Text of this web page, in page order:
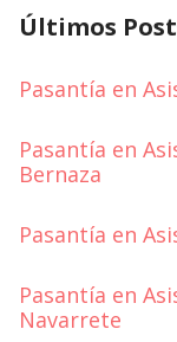
Últimos
Pasantía en
Pasantía en
Bernaza
Pasantía en
Pasantía en
Navarrete